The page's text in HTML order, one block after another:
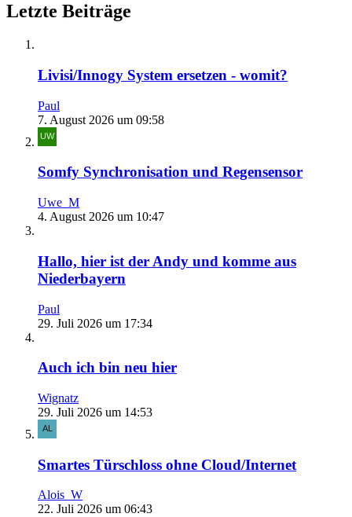
Letzte Beiträge
Livisi/Innogy System ersetzen - womit?
Paul
7. August 2026 um 09:58
Somfy Synchronisation und Regensensor
Uwe_M
4. August 2026 um 10:47
Hallo, hier ist der Andy und komme aus
Niederbayern
Paul
29. Juli 2026 um 17:34
Auch ich bin neu hier
Wignatz
29. Juli 2026 um 14:53
Smartes Türschloss ohne Cloud/Internet
Alois_W
22. Juli 2026 um 06:43